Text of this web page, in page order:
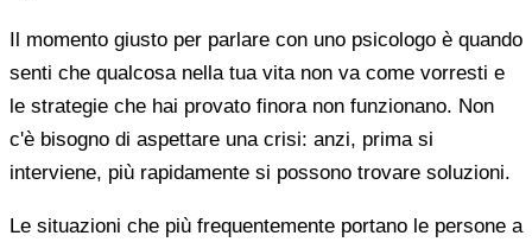
Il momento giusto per parlare con uno psicologo è quando
senti che qualcosa nella tua vita non va come vorresti e
le strategie che hai provato finora non funzionano. Non
c'è bisogno di aspettare una crisi: anzi, prima si
interviene, più rapidamente si possono trovare soluzioni.
Le situazioni che più frequentemente portano le persone a